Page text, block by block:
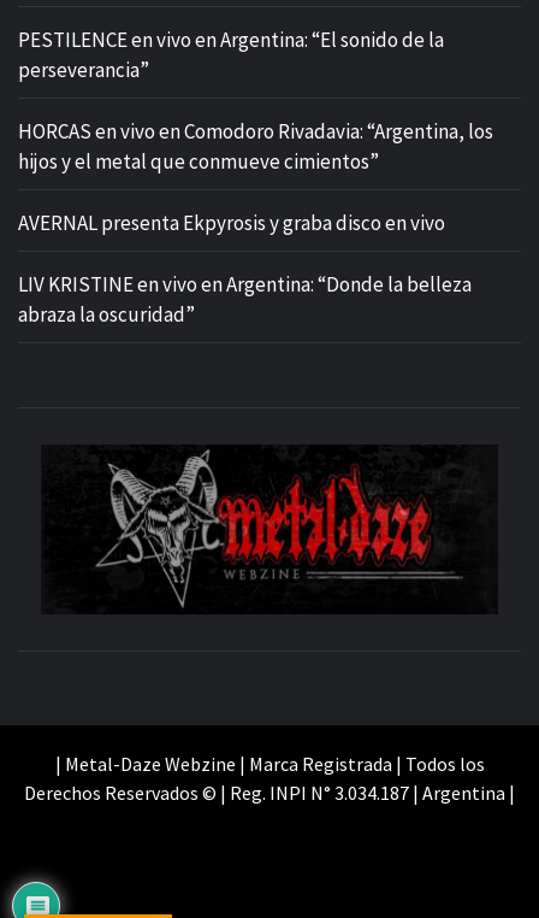
PESTILENCE en vivo en Argentina: “El sonido de la
perseverancia”
HORCAS en vivo en Comodoro Rivadavia: “Argentina, los
hijos y el metal que conmueve cimientos”
AVERNAL presenta Ekpyrosis y graba disco en vivo
LIV KRISTINE en vivo en Argentina: “Donde la belleza
abraza la oscuridad”
| Metal-Daze Webzine | Marca Registrada | Todos los
Derechos Reservados © | Reg. INPI N° 3.034.187 | Argentina |